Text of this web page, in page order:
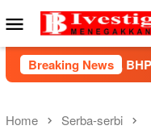
to
Mobile
Menu
Breaking News
BHP2HI Ancam
Home Serba-serbi